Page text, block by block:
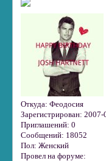
Откуда: Феодосия
Зарегистрирован: 2007-
Приглашений: 0
Сообщений: 18052
Пол: Женский
Провел на форуме: